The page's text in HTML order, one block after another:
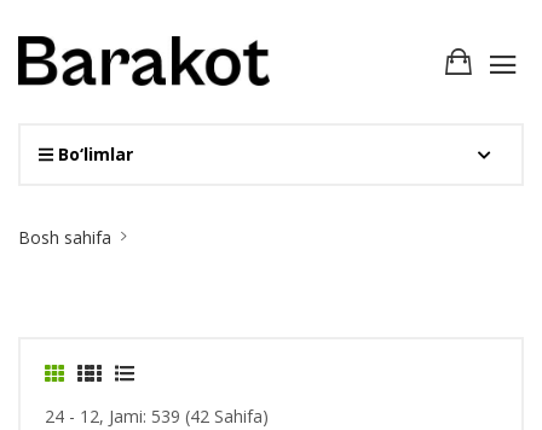
Bo‘limlar
Breadcrumb
Bosh sahifa
24 - 12, Jami: 539 (42 Sahifa)